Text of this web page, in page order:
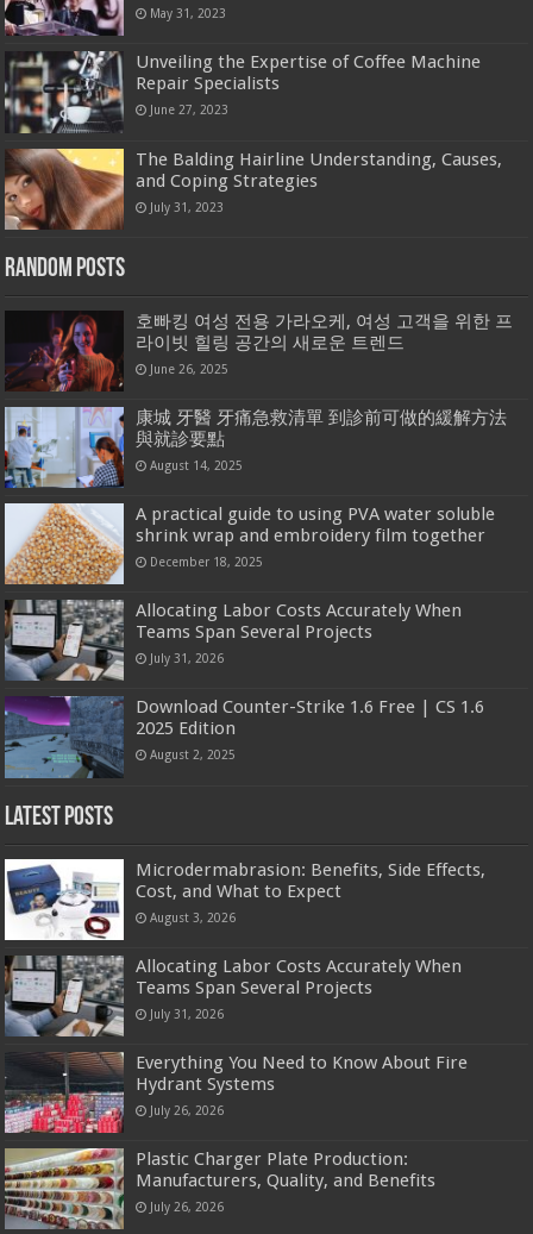
May 31, 2023
Unveiling the Expertise of Coffee Machine
Repair Specialists
June 27, 2023
The Balding Hairline Understanding, Causes,
and Coping Strategies
July 31, 2023
Random Posts
호빠킹 여성 전용 가라오케, 여성 고객을 위한 프
라이빗 힐링 공간의 새로운 트렌드
June 26, 2025
康城 牙醫 牙痛急救清單 到診前可做的緩解方法
與就診要點
August 14, 2025
A practical guide to using PVA water soluble
shrink wrap and embroidery film together
December 18, 2025
Allocating Labor Costs Accurately When
Teams Span Several Projects
July 31, 2026
Download Counter-Strike 1.6 Free | CS 1.6
2025 Edition
August 2, 2025
Latest Posts
Microdermabrasion: Benefits, Side Effects,
Cost, and What to Expect
August 3, 2026
Allocating Labor Costs Accurately When
Teams Span Several Projects
July 31, 2026
Everything You Need to Know About Fire
Hydrant Systems
July 26, 2026
Plastic Charger Plate Production:
Manufacturers, Quality, and Benefits
July 26, 2026